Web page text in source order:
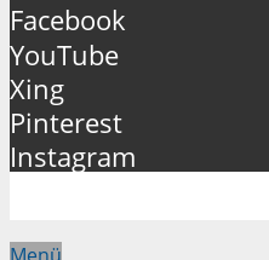
Facebook
YouTube
Xing
Pinterest
Instagram